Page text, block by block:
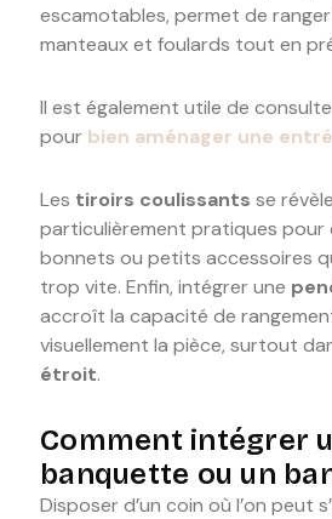
escamotables, permet de
manteaux et foulards tout en
Il est également utile de
pour bien aménager une
Les tiroirs coulissants se
particulièrement pratiques pour
bonnets ou petits accessoires
trop vite. Enfin, intégrer une
accroît la capacité de
visuellement la pièce, surtout
étroit.
Comment intégrer
banquette ou un
Disposer d’un coin où l’on peut